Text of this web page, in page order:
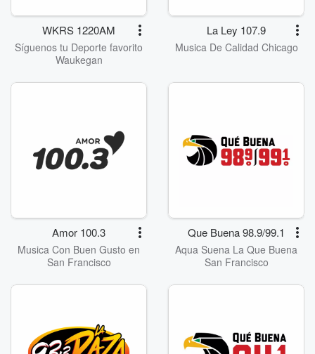
WKRS 1220AM
Síguenos tu Deporte favorito
Waukegan
La Ley 107.9
Musica De Calidad Chicago
Amor 100.3
Musica Con Buen Gusto en
San Francisco
Que Buena 98.9/99.1
Aqua Suena La Que Buena
San Francisco